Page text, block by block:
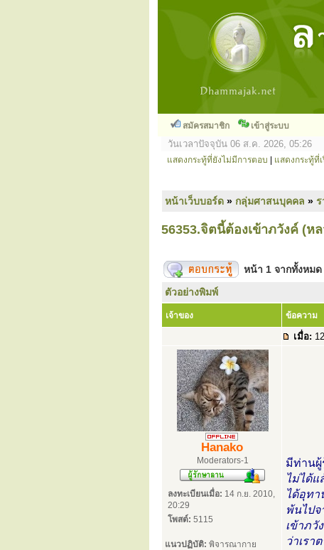
สมัครสมาชิก เข้าสู่ระบบ
วันเวลาปัจจุบัน 06 ส.ค. 2026, 05:26
แสดงกระทู้ที่ยังไม่มีการตอบ แสดงกระทู้ที่
หน้าเว็บบอร์ด » กลุ่มศาสนบุคคล » ร
56353.จิตนี้ต้องเข้าภวังค์ (ห
หน้า 1 จากทั้งหมด
ตัวอย่างพิมพ์
เจ้าของ ข้อความ
เมื่อ:
Hanako
Moderators-1
ลงทะเบียนเมื่อ: 14 ก.ย. 2010,
20:29
โพสต์: 5115
แนวปฏิบัติ: พิจารณากาย
มีท่านผู้
ไม่ได้
ได้อุทา
พ้นไปจ
เข้าภวั
ว่าเรา